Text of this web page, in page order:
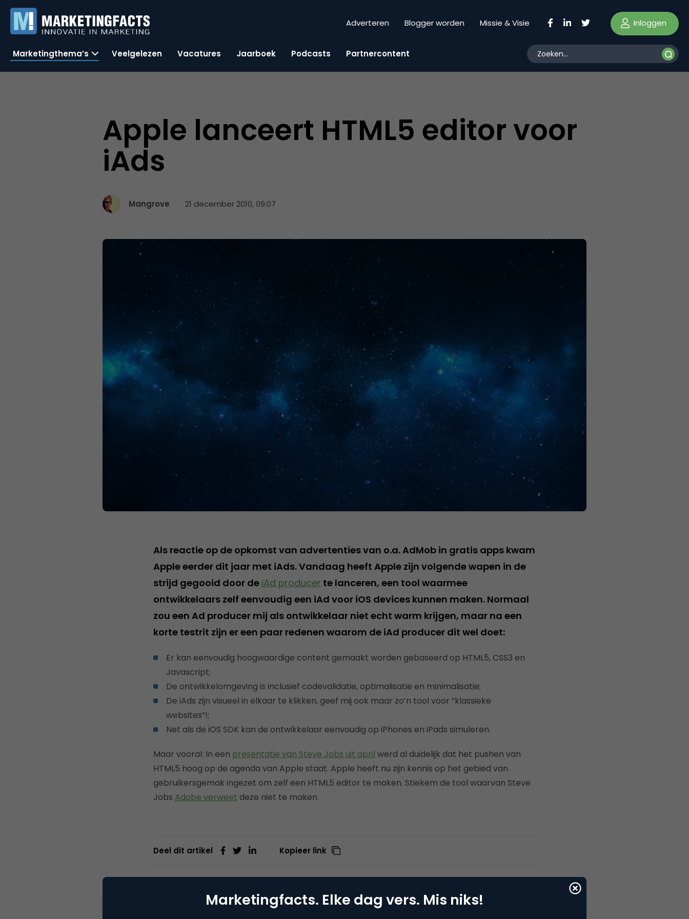
Adverteren Blogger worden Missie & Visie Inloggen
Marketingthema’s Veelgelezen Vacatures Jaarboek Podcasts Partnercontent
Apple lanceert HTML5 editor voor
iAds
Mangrove 21 december 2010, 09:07
Als reactie op de opkomst van advertenties van o.a. AdMob in gratis apps kwam
Apple eerder dit jaar met iAds. Vandaag heeft Apple zijn volgende wapen in de
strijd gegooid door de iAd producer te lanceren, een tool waarmee
ontwikkelaars zelf eenvoudig een iAd voor iOS devices kunnen maken. Normaal
zou een Ad producer mij als ontwikkelaar niet echt warm krijgen, maar na een
korte testrit zijn er een paar redenen waarom de iAd producer dit wel doet:
Er kan eenvoudig hoogwaardige content gemaakt worden gebaseerd op HTML5, CSS3 en
Javascript;
De ontwikkelomgeving is inclusief codevalidatie, optimalisatie en minimalisatie;
De iAds zijn visueel in elkaar te klikken, geef mij ook maar zo’n tool voor “klassieke
websites”!;
Net als de iOS SDK kan de ontwikkelaar eenvoudig op iPhones en iPads simuleren.
Maar vooral: In een presentatie van Steve Jobs uit april werd al duidelijk dat het pushen van
HTML5 hoog op de agenda van Apple staat. Apple heeft nu zijn kennis op het gebied van
gebruikersgemak ingezet om zelf een HTML5 editor te maken. Stiekem de tool waarvan Steve
Jobs Adobe verweet deze niet te maken.
Deel dit artikel Kopieer link
Marketingfacts. Elke dag vers. Mis niks!